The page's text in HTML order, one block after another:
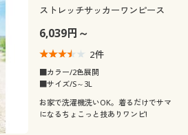
ストレッチサッカーワンピース
6,039円～
2件
■カラー/2色展開
■サイズ/S～3L
お家で洗濯機洗いOK。着るだけでサマ
になるちょこっと技ありワンピ!